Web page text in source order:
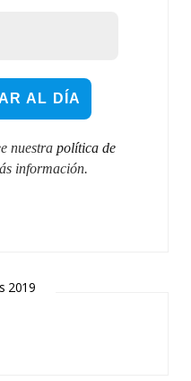
nuestra política de
información.
2019